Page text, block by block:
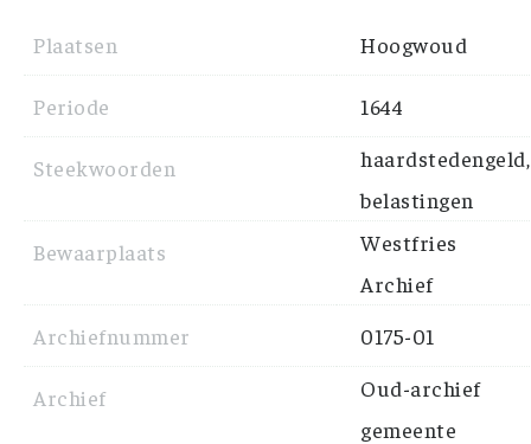
Plaatsen Hoogwoud
Periode 1644
Steekwoorden
haardstedengeld,
belastingen
Bewaarplaats
Westfries
Archief
Archiefnummer
0175-01
Archief
Oud-archief
gemeente